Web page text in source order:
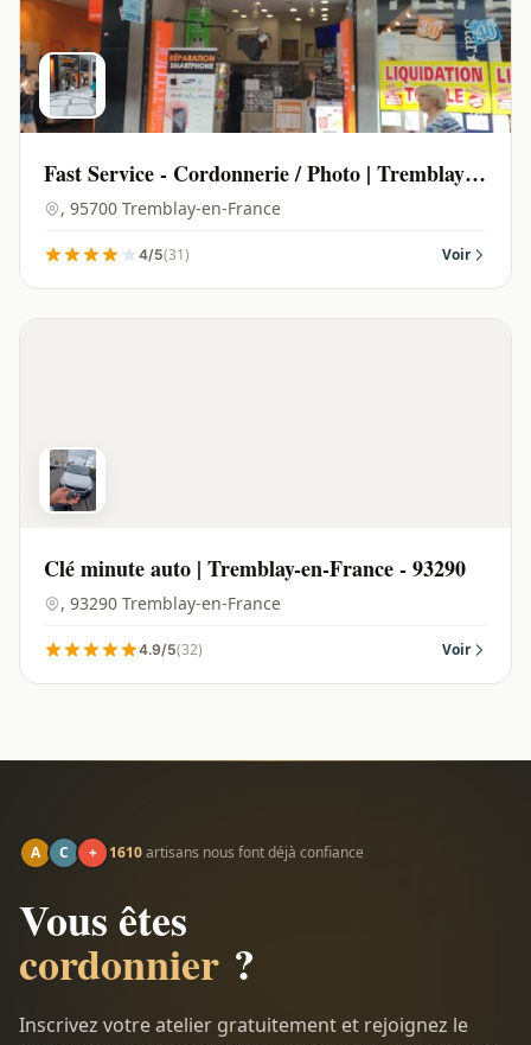
Fast Service - Cordonnerie / Photo | Tremblay-
en-France - 95700
, 95700 Tremblay-en-France
4/5(31) Voir
Clé minute auto | Tremblay-en-France - 93290
, 93290 Tremblay-en-France
4.9/5(32) Voir
A C + 1610artisans nous font déjà confiance
Vous êtes
cordonnier ?
Inscrivez votre atelier gratuitement et rejoignez le